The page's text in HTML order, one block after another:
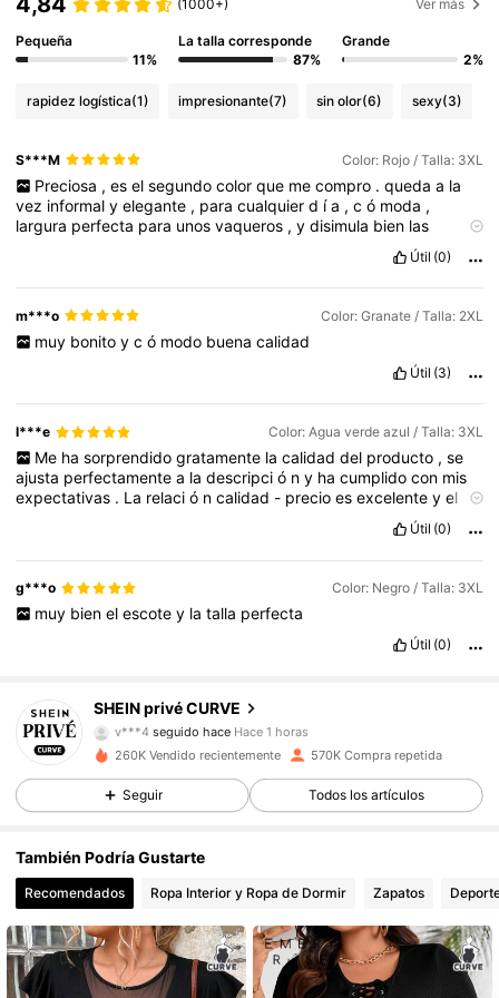
(1000+) Ver más
Pequeña
11%
La talla corresponde
87%
Grande
2%
rapidez logística(1) impresionante(7) sin olor(6) sexy(3)
S***M Color: Rojo / Talla: 3XL
Preciosa , es el segundo color que me compro . queda a la
vez informalyelegante , paracualquierd ía ,có moda ,
largura perfecta para unosvaqueros ,ydisimula bien las
Útil (0)
m***o Color: Granate / Talla: 2XL
muy bonito y c ó modo buena calidad
Útil (3)
I***e Color: Agua verde azul / Talla: 3XL
Me ha sorprendido gratamente la calidad del producto , se
ajusta perfectamentea ladescripció ny hacumplidocon mis
expectativas . La relació ncalidad - precioesexcelenteyel
Útil (0)
g***o Color: Negro / Talla: 3XL
muy bien el escote y la talla perfecta
Útil (0)
SHEIN privé CURVE
v***4seguido hace Hace 1 horas
4,83 240K Seguidores
260K Vendido recientemente 570K Compra repetida
Seguir Todos los artículos
También Podría Gustarte
Recomendados Ropa Interior y Ropa de Dormir Zapatos